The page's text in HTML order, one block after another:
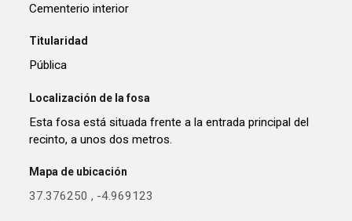
Cementerio interior
Titularidad
Pública
Localización de la fosa
Esta fosa está situada frente a la entrada principal del
recinto, a unos dos metros.
Mapa de ubicación
37.376250 , -4.969123